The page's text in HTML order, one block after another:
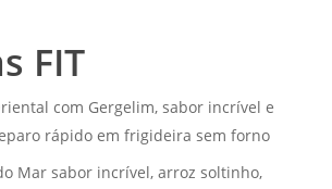
FIT
com Gergelim, sabor incrível e
rápido em frigideira sem forno
Mar sabor incrível, arroz soltinho,